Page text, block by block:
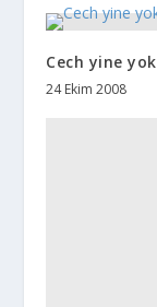
Cech yine yok
24 Ekim 2008